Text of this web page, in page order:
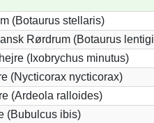
(Botaurus stellaris)
Rørdrum (Botaurus
(Ixobrychus minutus)
(Nycticorax nycticorax)
(Ardeola ralloides)
(Bubulcus ibis)